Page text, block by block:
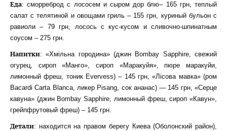
Еда: сморреброд с лососем и сыром дор блю– 165 грн, теплый
салат с телятиной и овощами гриль – 155 грн, куриный бульон с
равиоли – 79 грн, лосось с кус-кусом и сливочно-шпинатным
соусом – 275 грн.
Напитки: «Хмільна городина» (джин Bombay Sapphire, свежий
огурец, cироп «Манго», сироп «Маракуйя», пюре маракуйи,
лимонный фреш, тоник Evervess) – 145 грн, «Лісова мавка» (ром
Bacardi Carta Blanca, ликер Pisang, cок ананас) — 145 грн, «Серце
кавуна» (джин Bombay Sapphire, лимонный фреш, сироп «Кавун»,
грейпфрутовый фреш) – 145 грн.
Детали: находится на правом берегу Киева (Оболонский район),